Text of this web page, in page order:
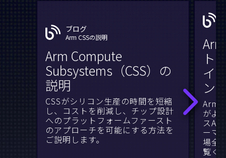
ブログ
Arm CSSの説明
Arm Compute
Subsystems（CSS）の
説明
CSSがシリコン生産の時間を短縮
し、コストを削減し、チップ設計
へのプラットフォームファースト
のアプローチを可能にする方法を
ご説明します。
ト
イ
ン
Arm
がよ
スAI
ーマ
場全
覧く